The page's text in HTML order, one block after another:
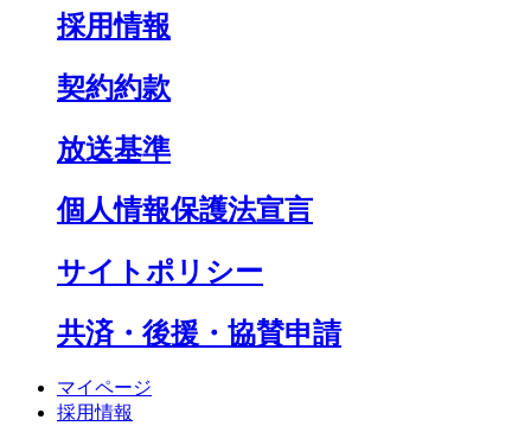
採用情報
契約約款
放送基準
個人情報保護法宣言
サイトポリシー
共済・後援・協賛申請
マイページ
採用情報